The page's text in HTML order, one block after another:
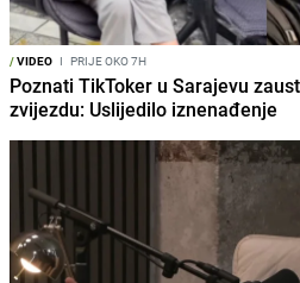
/VIDEO I PRIJE OKO 7H
Poznati TikToker u Sarajevu
zvijezdu: Uslijedilo iznenađenje